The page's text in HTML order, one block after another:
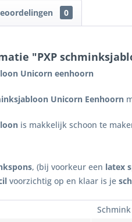
0
"PXP
Unicorn eenhoorn
Unicorn Eenhoorn
is makkelijk schoon te
, (bij voorkeur een latex
voorzichtig op en klaar is je
Schmink